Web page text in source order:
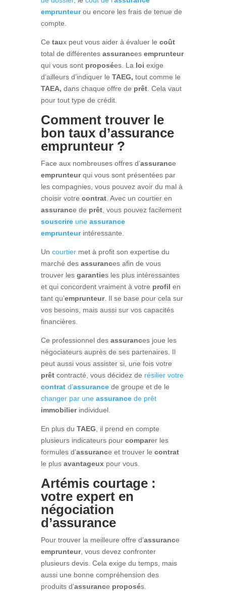
emprunteurou encore les frais de tenue de
compte.
Ce taux peut vous aider à évaluer le coût
total de différentes assurancesemprunteur
qui vous sontproposées. La loi exige
d’ailleurs d’indiquer le TAEG, tout comme le
TAEA, dans chaque offre de prêt. Cela vaut
pour tout type de crédit.
Comment trouver le
bon taux d’assurance
emprunteur ?
Face aux nombreuses offres d’assurance
emprunteurqui vous sont présentées par
les compagnies, vous pouvez avoir du mal à
choisir votre contrat. Avec un courtier en
assurance de prêt, vous pouvez facilement
souscrireune assurance
emprunteurintéressante.
Un courtiermet à profit son expertise du
marché des assurances afin de vous
trouver lesgaranties les plus intéressantes
et qui concordent vraiment à votre profil en
tant qu’emprunteur. Il se base pour cela sur
vos besoins, mais aussi sur vos capacités
financières.
Ce professionnel des assurances joue les
négociateurs auprès de ses partenaires. Il
peut aussi vous assister si, une fois votre
prêtcontracté, vous décidez de résilier votre
contratd’assurancede groupe et de le
changer par une assurancede prêt
immobilierindividuel.
En plus du TAEG , il prend en compte
plusieurs indicateurs pourcomparer les
formules d’assurance et trouver le contrat
le plus avantageuxpour vous.
Artémis courtage :
votre expert en
négociation
d’assurance
Pour trouver la meilleure offre d’assurance
emprunteur, vous devez confronter
plusieurs devis. Cela exige du temps, mais
aussi une bonne compréhension des
produits d’assurance proposés.